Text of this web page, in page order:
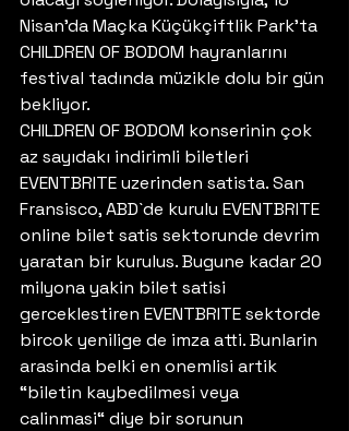
Nisan’da Maçka Küçükçiftlik Park’ta
CHILDREN OF BODOM hayranlarını
festival tadında müzikle dolu bir gün
bekliyor.
CHILDREN OF BODOM konserinin çok
az sayıdakı indirimli biletleri
EVENTBRITE uzerinden satista. San
Fransisco, ABD`de kurulu EVENTBRITE
online bilet satis sektorunde devrim
yaratan bir kurulus. Bugune kadar 20
milyona yakin bilet satisi
gerceklestiren EVENTBRITE sektorde
bircok yenilige de imza atti. Bunlarin
arasinda belki en onemlisi artik
“biletin kaybedilmesi veya
calinmasi“ diye bir sorunun